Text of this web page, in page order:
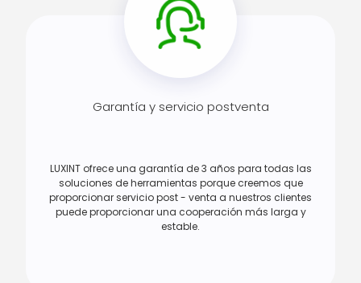
Garantía y servicio postventa
LUXINT ofrece una garantía de 3 años para todas las
soluciones de herramientas porque creemos que
proporcionar servicio post - venta a nuestros clientes
puede proporcionar una cooperación más larga y
estable.